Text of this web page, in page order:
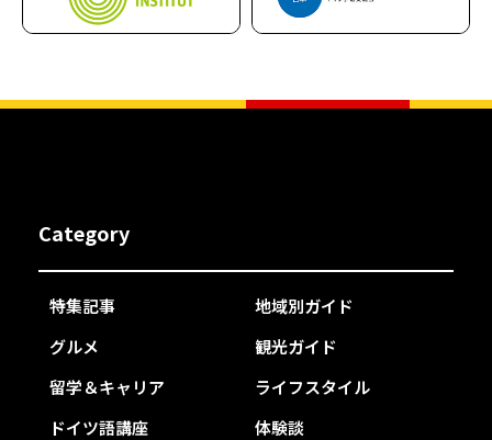
Category
特集記事
地域別ガイド
グルメ
観光ガイド
留学＆キャリア
ライフスタイル
ドイツ語講座
体験談